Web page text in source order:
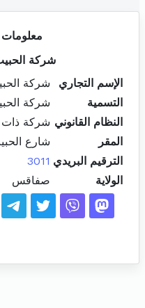
شركة
الإسم التجاري
شركة
التسمية
شركة
النظام القانوني شركة ذات
المقر
شارع
الترقيم البريدي 3011
الولاية
صفاقس